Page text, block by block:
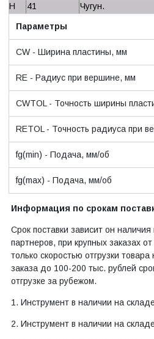
H
41 Чугун.
Параметры
CW - Ширина пластины, мм
RE - Радиус при вершине, мм
CWTOL - Точность ширины
RETOL - Точность радиуса при
fg(min) - Подача, мм/об
fg(max) - Подача, мм/об
Информация по срокам
Срок поставки зависит он
партнеров, при крупных заказах
только скоростью отгрузки
заказа до 100-200 тыс. рублей
отгрузке за рубежом.
1. Инструмент в наличии на
2. Инструмент в наличии на